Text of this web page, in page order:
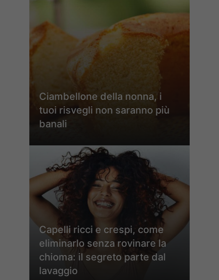
Ciambellone della nonna, i
tuoi risvegli non saranno più
banali
Capelli ricci e crespi, come
eliminarlo senza rovinare la
chioma: il segreto parte dal
lavaggio